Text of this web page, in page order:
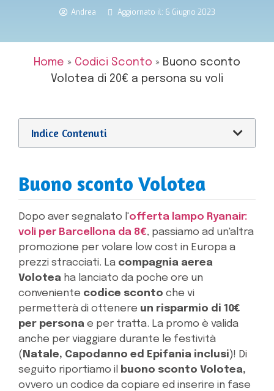
Andrea Aggiornato il: 6 Giugno 2023
Home » Codici Sconto » Buono sconto
Volotea di 20€ a persona su voli
Indice Contenuti
Buono sconto Volotea
Dopo aver segnalato l'offerta lampo Ryanair:
voli per Barcellona da 8€, passiamo ad un'altra
promozione per volare low cost in Europa a
prezzi stracciati. La compagnia aerea
Volotea ha lanciato da poche ore un
conveniente codice sconto che vi
permetterà di ottenere un risparmio di 10€
per persona e per tratta. La promo è valida
anche per viaggiare durante le festività
( Natale, Capodanno ed Epifania inclusi)! Di
seguito riportiamo il
buono sconto Volotea,
ovvero un codice da copiare ed inserire in fase